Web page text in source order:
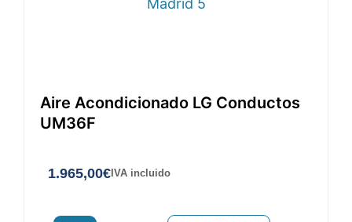
Aire Acondicionado LG Conductos
UM36F
1.965,00€ IVA incluido